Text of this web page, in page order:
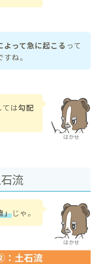
って急に起こる って
ね。
はかせ
は勾配
流
はかせ
」じゃ。